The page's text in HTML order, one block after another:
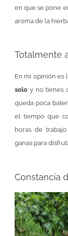
en que se pone
aroma de la
Totalmente
En mi opinión es
solo y no tienes
queda poca
el tiempo que
horas de
ganas para
Constancia